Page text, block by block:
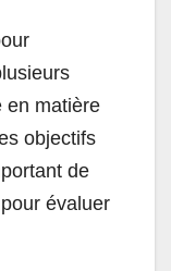
en matière
objectifs
de
évaluer